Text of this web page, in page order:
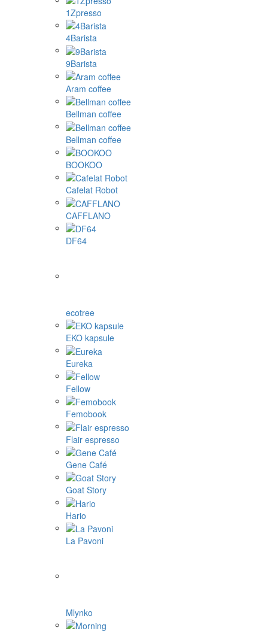
1Zpresso
4Barista
9Barista
Aram coffee
Bellman coffee
Bellman coffee
BOOKOO
Cafelat Robot
CAFFLANO
DF64
ecotree
EKO kapsule
Eureka
Fellow
Femobook
Flair espresso
Gene Café
Goat Story
Hario
La Pavoni
Mlynko